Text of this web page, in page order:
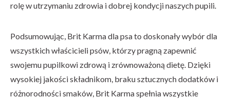
rolę w utrzymaniu zdrowia i dobrej kondycji naszych pupili.
Podsumowując, Brit Karma dla psa to doskonały wybór dla
wszystkich właścicieli psów, którzy pragną zapewnić
swojemu pupilkowi zdrową i zrównoważoną dietę. Dzięki
wysokiej jakości składnikom, braku sztucznych dodatków i
różnorodności smaków, Brit Karma spełnia wszystkie